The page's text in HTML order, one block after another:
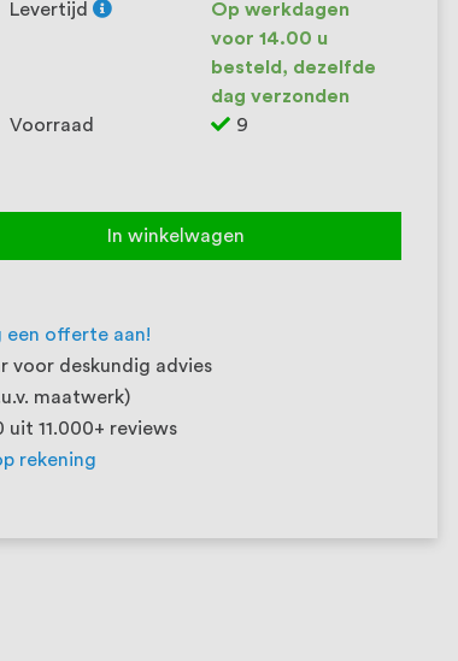
Levertijd
Op werkdagen
voor 14.00 u
besteld, dezelfde
dag verzonden
Voorraad
9
In winkelwagen
een offerte aan!
voor deskundig advies
maatwerk)
11.000+ reviews
rekening